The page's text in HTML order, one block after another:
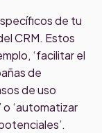
de tu
CRM. Estos
‘facilitar el
de
de uso
o ‘automatizar